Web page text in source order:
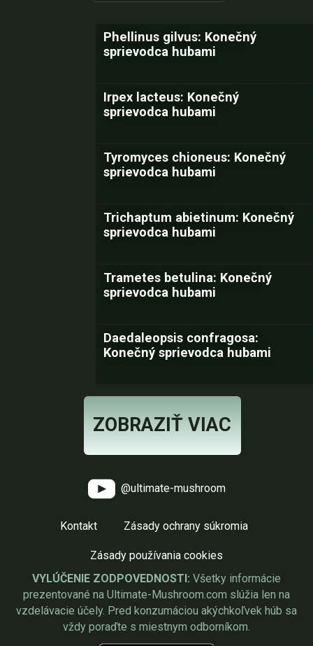
Phellinus gilvus: Konečný
sprievodca hubami
Irpex lacteus: Konečný
sprievodca hubami
Tyromyces chioneus: Konečný
sprievodca hubami
Trichaptum abietinum: Konečný
sprievodca hubami
Trametes betulina: Konečný
sprievodca hubami
Daedaleopsis confragosa:
Konečný sprievodca hubami
ZOBRAZIŤ VIAC
@ultimate-mushroom
Kontakt Zásady ochrany súkromia
Zásady používania cookies
VYLÚČENIE ZODPOVEDNOSTI: Všetky informácie
prezentované na Ultimate-Mushroom.com slúžia len na
vzdelávacie účely. Pred konzumáciou akýchkoľvek húb sa
vždy poraďte s miestnym odborníkom.